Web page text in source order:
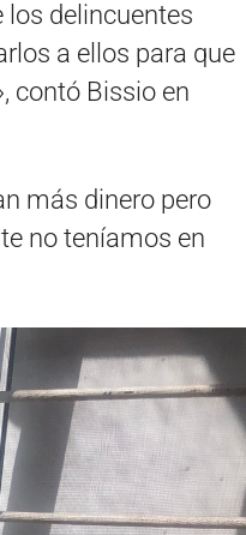
los delincuentes
a ellos para que
contó Bissio en
más dinero pero
no teníamos en